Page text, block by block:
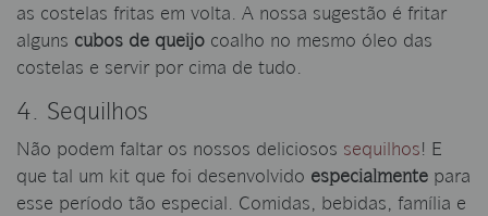
as costelas fritas em volta. A nossa sugestão é fritar
alguns cubos de queijo coalho no mesmo óleo das
costelas e servir por cima de tudo.
4. Sequilhos
Não podem faltar os nossos deliciosos sequilhos! E
que tal um kit que foi desenvolvido especialmente para
esse período tão especial. Comidas, bebidas, família e